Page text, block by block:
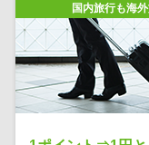
国内旅行も海